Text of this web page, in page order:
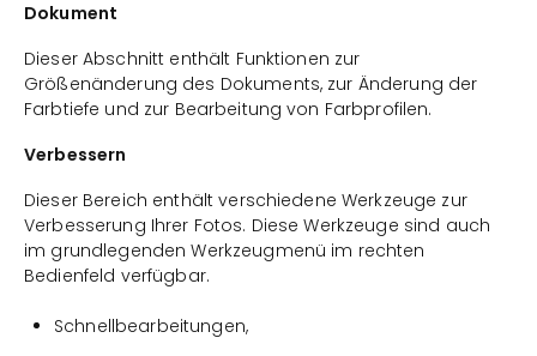
Dokument
Dieser Abschnitt enthält Funktionen zur
Größenänderung des Dokuments, zur Änderung der
Farbtiefe und zur Bearbeitung von Farbprofilen.
Verbessern
Dieser Bereich enthält verschiedene Werkzeuge zur
Verbesserung Ihrer Fotos. Diese Werkzeuge sind auch
im grundlegenden Werkzeugmenü im rechten
Bedienfeld verfügbar.
Schnellbearbeitungen,